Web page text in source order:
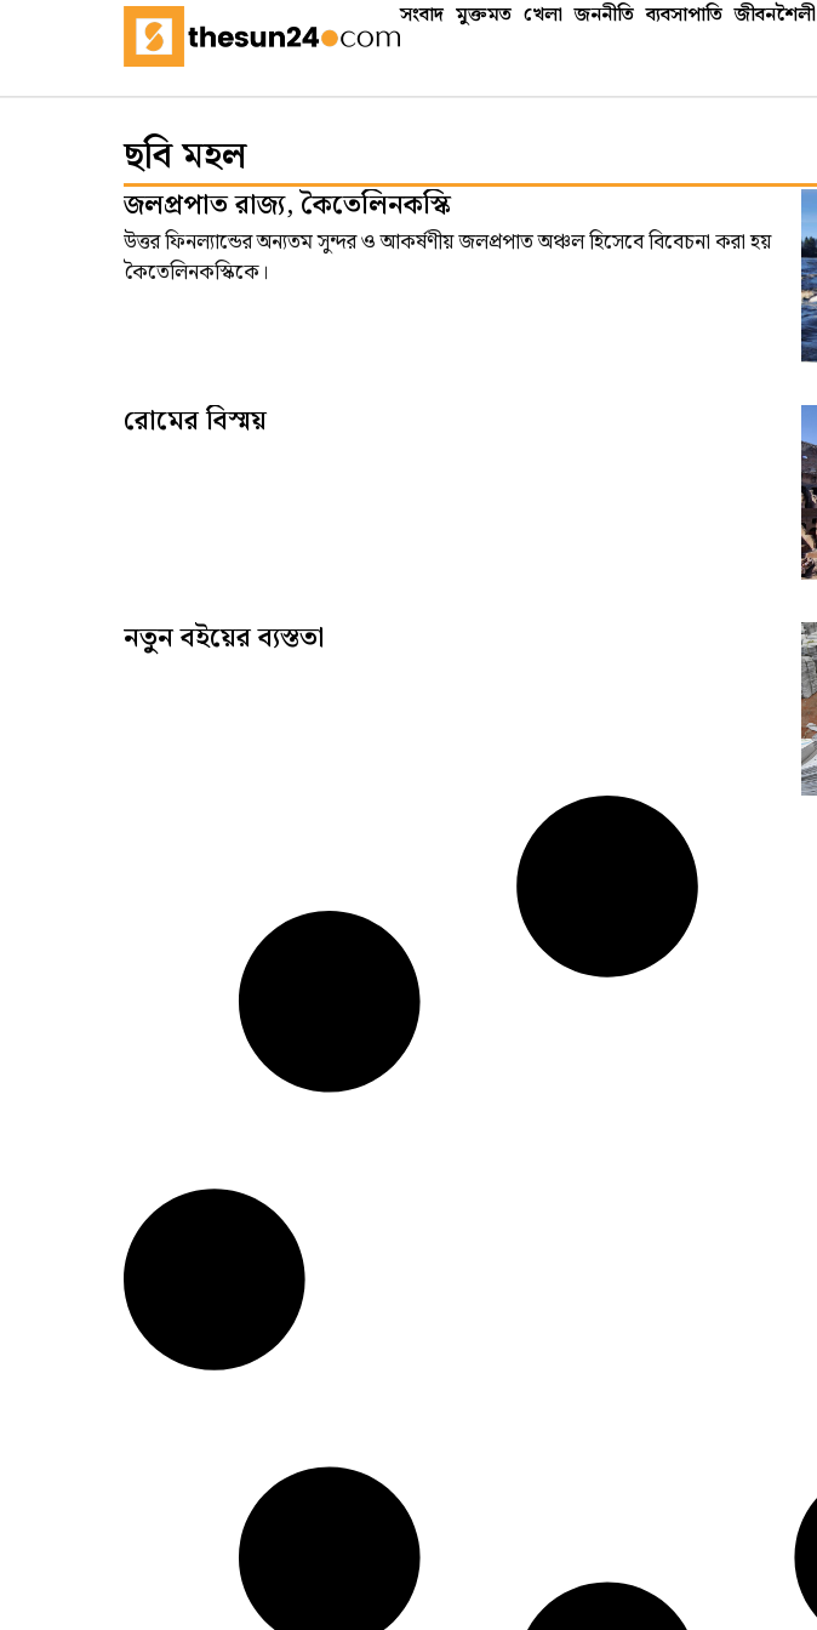
সংবাদ মুক্তমত খেলা জননীতি ব্যবসাপাতি জীবনশৈলী
ছবি মহল
জলপ্রপাত রাজ্য, কৈতেলিনকস্কি
উত্তর ফিনল্যান্ডের অন্যতম সুন্দর ও আকর্ষণীয় জলপ্রপাত অঞ্চল হিসেবে বিবেচনা করা হয়
কৈতেলিনকস্কিকে।
রোমের বিস্ময়
নতুন বইয়ের ব্যস্ততা